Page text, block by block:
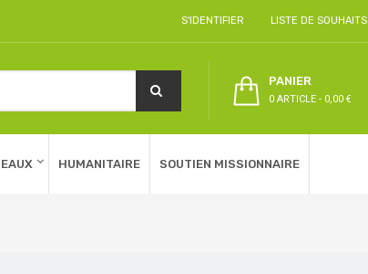
S'IDENTIFIER LISTE DE SOUHAITS
PANIER
0 ARTICLE - 0,00 €
HUMANITAIRE SOUTIEN MISSIONNAIRE